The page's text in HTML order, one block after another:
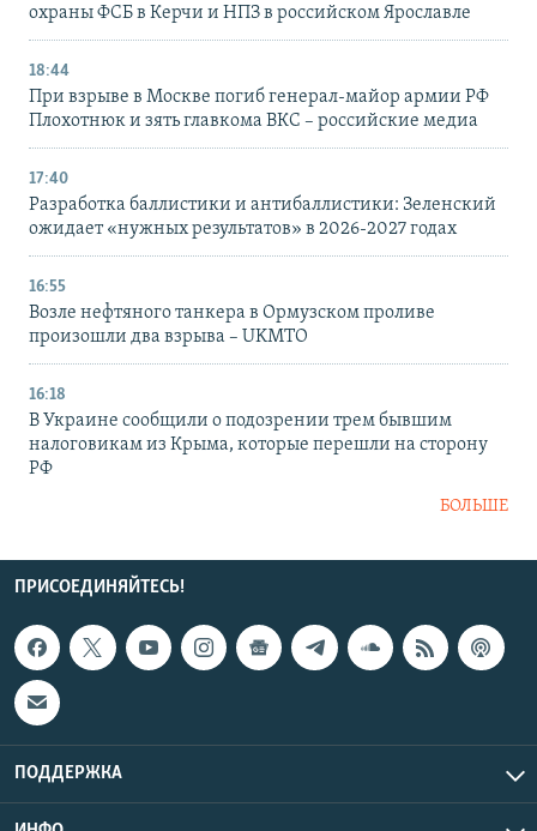
охраны ФСБ в Керчи и НПЗ в российском Ярославле
18:44
При взрыве в Москве погиб генерал-майор армии РФ
Плохотнюк и зять главкома ВКС – российские медиа
17:40
Разработка баллистики и антибаллистики: Зеленский
ожидает «нужных результатов» в 2026-2027 годах
16:55
Возле нефтяного танкера в Ормузском проливе
произошли два взрыва – UKMTO
16:18
В Украине сообщили о подозрении трем бывшим
налоговикам из Крыма, которые перешли на сторону
РФ
БОЛЬШЕ
ПРИСОЕДИНЯЙТЕСЬ!
ПОДДЕРЖКА